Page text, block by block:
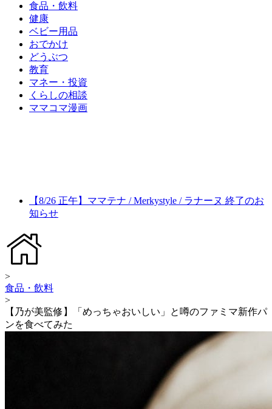
食品・飲料
健康
ベビー用品
おでかけ
どうぶつ
教育
マネー・投資
くらしの相談
ママコマ漫画
【8/26 正午】ママテナ / Merkystyle / ラナーヌ 終了のお
知らせ
>
食品・飲料
>
【乃が美監修】「めっちゃおいしい」と噂のファミマ新作パ
ンを食べてみた